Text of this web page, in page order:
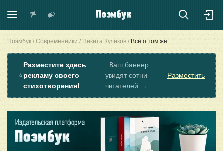
Поэмбук Современники Никита Куликов Все о том же
⭐
Разместите здесь
рекламу своего
стихотворения!
Ваш баннер
увидят сотни
читателей →
Разместить